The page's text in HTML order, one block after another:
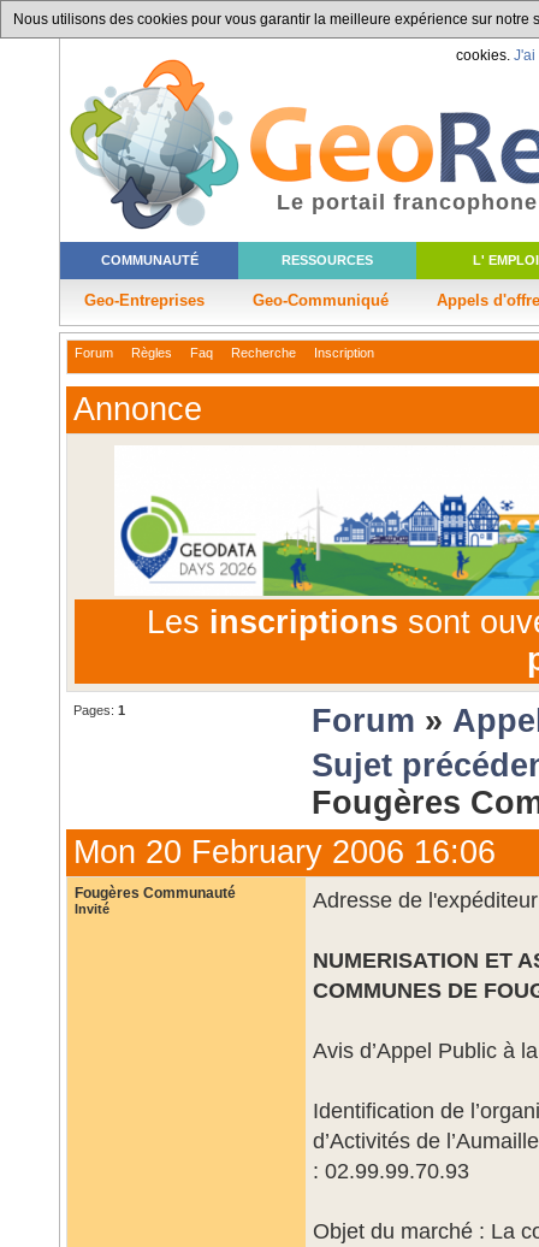
Nous utilisons des cookies pour vous garantir la meilleure expérience sur
cookies. J'ai
COMMUNAUTÉ RESSOURCES L' EMPLOI
Geo-Entreprises Geo-Communiqué Appels
Le portail
Forum Règles Faq Recherche Inscription
Annonce
Les inscriptions sont
Pages: 1 Forum »
Sujet
Fougères
Mon 20 February 2006 16:06
Fougères Communauté
Invité Adresse de
NUMERISATION ET
COMMUNES DE
Avis d’Appel Public à
Identification de
d’Activités de
: 02.99.99.70.93
Objet du marché : La